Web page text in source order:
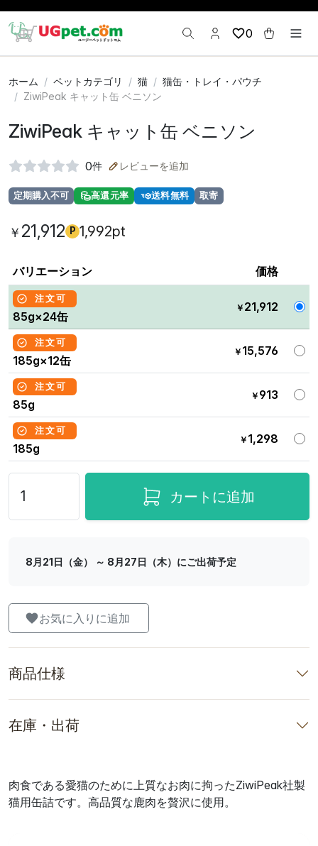
0
ホーム ペットカテゴリ 猫
猫缶・トレイ・パウチ
ZiwiPeak キャット缶 ベニソン
ZiwiPeak キャット缶 ベニソン
0件 レビューを追加
定期購入不可 高還元率 送料無料 取寄
￥ 21,912 P 1,992pt
バリエーション 価格
注文可
85g×24缶
￥ 21,912
注文可
185g×12缶
￥ 15,576
注文可
85g
￥ 913
注文可
185g
￥ 1,298
カートに追加
8月21日（金） ～ 8月27日（木）にご出荷予定
お気に入りに追加
商品仕様
在庫・出荷
肉食である愛猫のために上質なお肉に拘ったZiwiPeak社製
猫用缶詰です。高品質な鹿肉を贅沢に使用。